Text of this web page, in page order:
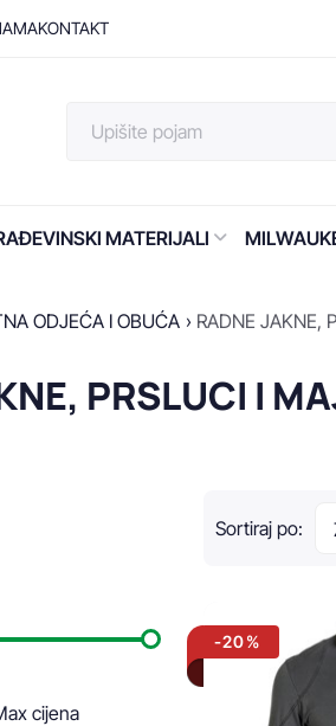
KONTAKT
MATERIJALI
ODJEĆA I OBUĆA RADNE JAKNE,
PRSLUCI I
cijena
Sortiraj po:
-20%